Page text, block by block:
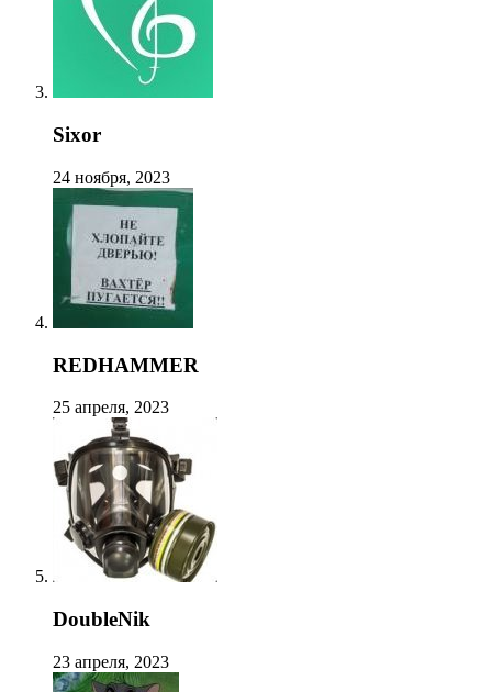
Sixor
24 ноября, 2023
REDHAMMER
25 апреля, 2023
DoubleNik
23 апреля, 2023